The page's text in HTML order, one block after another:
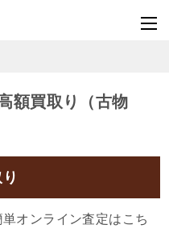
額買取り（古物
オンライン査定はこち